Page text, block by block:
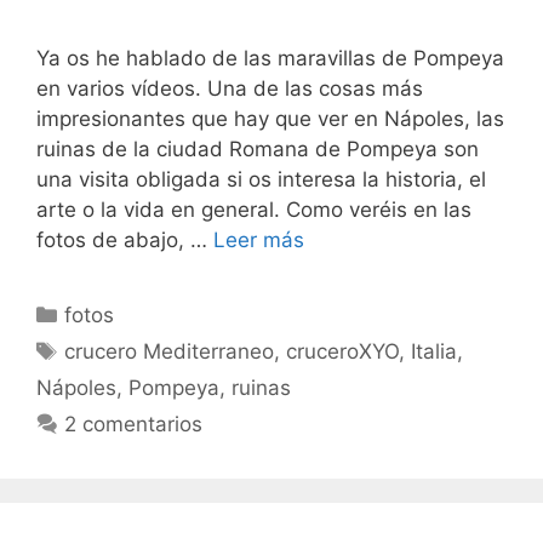
Ya os he hablado de las maravillas de Pompeya
en varios vídeos. Una de las cosas más
impresionantes que hay que ver en Nápoles, las
ruinas de la ciudad Romana de Pompeya son
una visita obligada si os interesa la historia, el
arte o la vida en general. Como veréis en las
fotos de abajo, … Leer más
Categorías
fotos
Etiquetas
crucero Mediterraneo, cruceroXYO, Italia,
Nápoles, Pompeya, ruinas
2 comentarios